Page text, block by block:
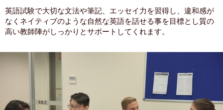
英語試験で大切な文法や筆記、エッセイ力を習得し、違和感が
なくネイティブのような自然な英語を話せる事を目標とし質の
高い教師陣がしっかりとサポートしてくれます。